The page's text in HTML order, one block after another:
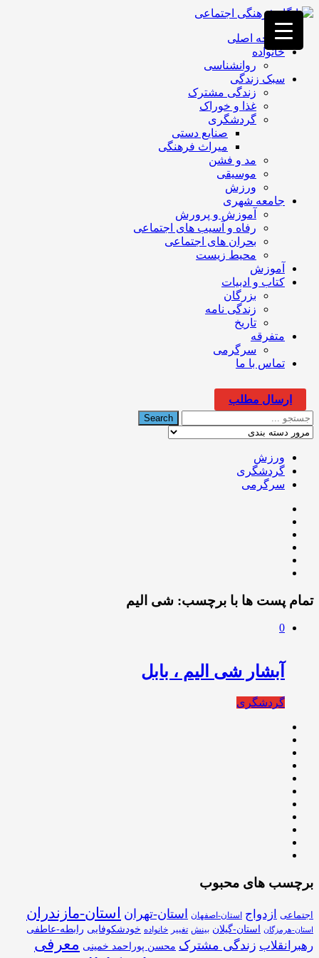
فصد
خون
غرب
تهران
خشکشویی
تصفیه
تهران
صفحه اصلی
خانواده
روانشناسی
سبک زندگی
زندگی مشترک
غذا و خوراک
گردشگری
صنایع دستی
میراث فرهنگی
مد و فشن
موسیقی
ورزش
جامعه شهری
آموزش و پرورش
رفاه و آسیب های اجتماعی
بحران های اجتماعی
محیط زیست
آموزش
کتاب و ادبیات
بزرگان
زندگی نامه
تاریخ
متفرقه
سرگرمی
تماس با ما
ارسال مطلب
ورزش
گردشگری
سرگرمی
تمام پست ها با برچسب: شی الیم
0
آبشار شی الیم ، بابل
گردشگری
برچسب های محبوب
اجتماعی ازدواج استان-اصفهان استان-تهران استان-مازندران
استان-هرمزگان استان-گیلان بینش تغییر خانواده خودشکوفایی رابطه-عاطفی
رهبرانقلاب زندگی مشترک محسن پوراحمد خمینی معرفی